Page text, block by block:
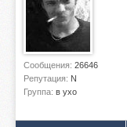
Сообщения: 26646
Репутация: N
Группа: в ухо